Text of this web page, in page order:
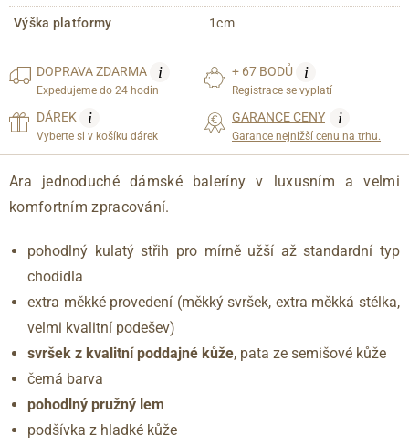
Výška platformy 1cm
DOPRAVAZDARMA i
Expedujeme do 24 hodin
+ 67 BODŮ i
Registrace se vyplatí
DÁREK i
Vyberte si v košíku dárek
GARANCE CENY i
Garance nejnižší cenu na trhu.
Ara jednoduché dámské baleríny v luxusním a velmi
komfortním zpracování.
pohodlný kulatý střih pro mírně užší až standardní typ
chodidla
extra měkké provedení (měkký svršek, extra měkká stélka,
velmi kvalitní podešev)
svršek z kvalitní poddajné kůže, pata ze semišové kůže
černá barva
pohodlný pružný lem
podšívka z hladké kůže